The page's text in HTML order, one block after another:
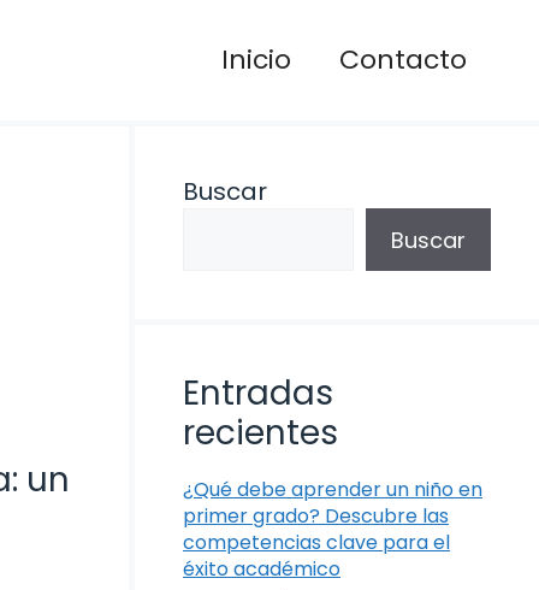
Inicio Contacto
un
Buscar
Buscar
Entradas
recientes
¿Qué debe aprender un niño en
primer grado? Descubre las
competencias clave para el
éxito académico